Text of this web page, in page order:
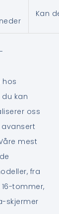
Kan
hos
kan
oss
mest
fra
tommer,
skjermer